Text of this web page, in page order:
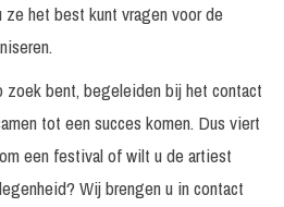
het best kunt vragen voor de
zoek bent, begeleiden bij het contact
tot een succes komen. Dus viert
een festival of wilt u de artiest
Wij brengen u in contact